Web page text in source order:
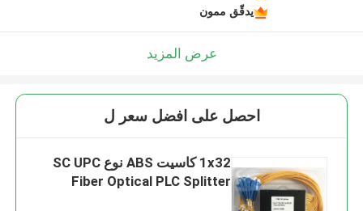
يدقّق ممون
عرض المزيد
احصل على افضل سعر ل
1x32 كاسيت ABS نوع SC UPC
Fiber Optical PLC Splitter